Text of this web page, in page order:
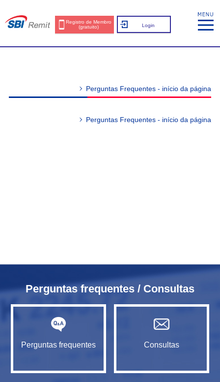
Registro de Membro
(gratuito)
Login
Perguntas Frequentes - início da página
Perguntas Frequentes - início da página
Perguntas frequentes / Consultas
Perguntas frequentes Consultas